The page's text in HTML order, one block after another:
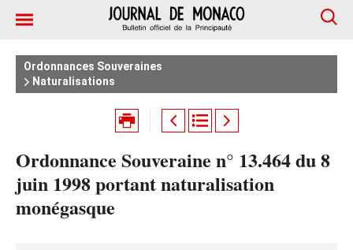
Ordonnances Souveraines
Naturalisations
Ordonnance Souveraine n° 13.464 du 8
juin 1998 portant naturalisation
monégasque